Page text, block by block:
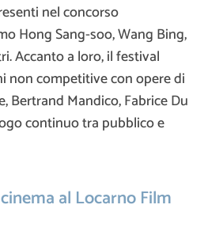
nel concorso
Hong Sang-soo, Wang Bing,
Accanto a loro, il festival
non competitive con opere di
Bertrand Mandico, Fabrice Du
continuo tra pubblico e
al Locarno Film